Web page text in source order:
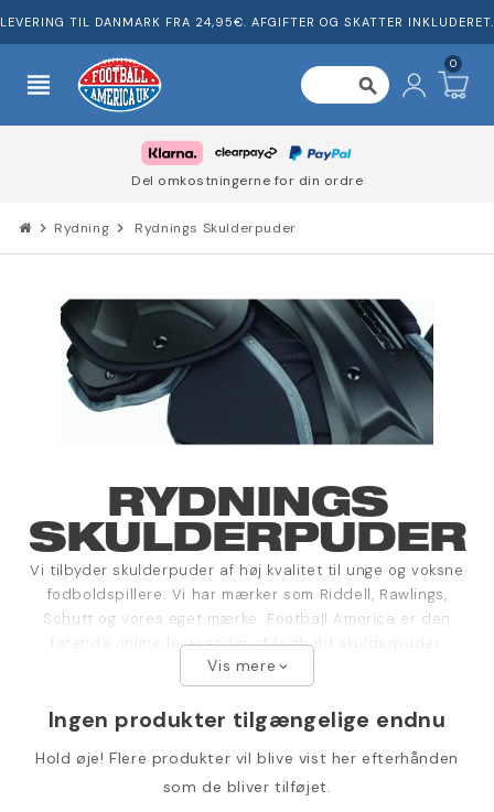
LEVERING TIL DANMARK FRA 24,95€. AFGIFTER OG SKATTER INKLUDERET.
view_headline search
0
Del omkostningerne for din ordre
chevron_right Rydning chevron_right Rydnings Skulderpuder
RYDNINGS
SKULDERPUDER
Vi tilbyder skulderpuder af høj kvalitet til unge og voksne
fodboldspillere. Vi har mærker som Riddell, Rawlings,
Schutt og vores eget mærke. Football America er den
førende online leverandør af fodbold skulderpuder.
Football America har også skulderpuder af topkvalitet, der
er specifikke for forskellige positioner, så de kan opfylde
dine individuelle behov.
Vis mere expand_more
Ingen produkter tilgængelige endnu
Hold øje! Flere produkter vil blive vist her efterhånden
som de bliver tilføjet.